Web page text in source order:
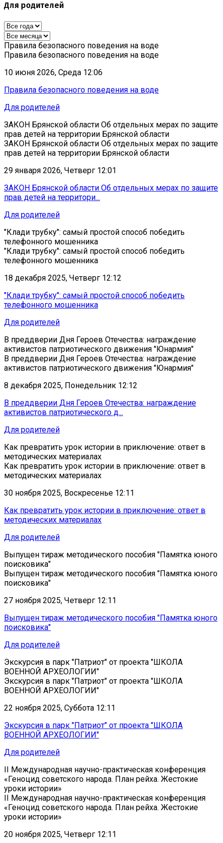
Для родителей
Правила безопасного поведения на воде
Правила безопасного поведения на воде
10 июня 2026, Среда 12:06
Правила безопасного поведения на воде
Для родителей
ЗАКОН Брянской области Об отдельных мерах по защите
прав детей на территории Брянской области
ЗАКОН Брянской области Об отдельных мерах по защите
прав детей на территории Брянской области
29 января 2026, Четверг 12:01
ЗАКОН Брянской области Об отдельных мерах по защите
прав детей на территори...
Для родителей
"Клади трубку": самый простой способ победить
телефонного мошенника
"Клади трубку": самый простой способ победить
телефонного мошенника
18 декабря 2025, Четверг 12:12
"Клади трубку": самый простой способ победить
телефонного мошенника
Для родителей
В преддверии Дня Героев Отечества: награждение
активистов патриотического движения "Юнармия"
В преддверии Дня Героев Отечества: награждение
активистов патриотического движения "Юнармия"
8 декабря 2025, Понедельник 12:12
В преддверии Дня Героев Отечества: награждение
активистов патриотического д...
Для родителей
Как превратить урок истории в приключение: ответ в
методических материалах
Как превратить урок истории в приключение: ответ в
методических материалах
30 ноября 2025, Воскресенье 12:11
Как превратить урок истории в приключение: ответ в
методических материалах
Для родителей
Выпущен тираж методического пособия "Памятка юного
поисковика"
Выпущен тираж методического пособия "Памятка юного
поисковика"
27 ноября 2025, Четверг 12:11
Выпущен тираж методического пособия "Памятка юного
поисковика"
Для родителей
Экскурсия в парк "Патриот" от проекта "ШКОЛА
ВОЕННОЙ АРХЕОЛОГИИ"
Экскурсия в парк "Патриот" от проекта "ШКОЛА
ВОЕННОЙ АРХЕОЛОГИИ"
22 ноября 2025, Суббота 12:11
Экскурсия в парк "Патриот" от проекта "ШКОЛА
ВОЕННОЙ АРХЕОЛОГИИ"
Для родителей
II Международная научно-практическая конференция
«Геноцид советского народа. План рейха. Жестокие
уроки истории»
II Международная научно-практическая конференция
«Геноцид советского народа. План рейха. Жестокие
уроки истории»
20 ноября 2025, Четверг 12:11